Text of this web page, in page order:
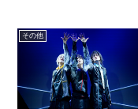
その他